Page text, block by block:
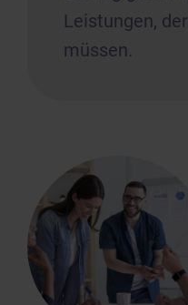
Leistungen,
müssen.